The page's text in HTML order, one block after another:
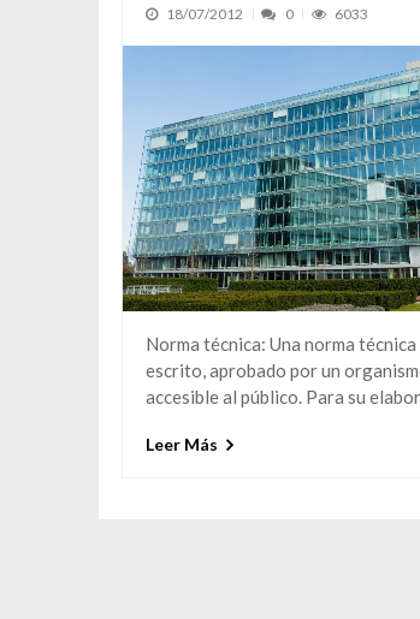
18/07/2012 0 6033
Norma técnica: Una norma
escrito, aprobado por un
accesible al público. Para su
Leer Más